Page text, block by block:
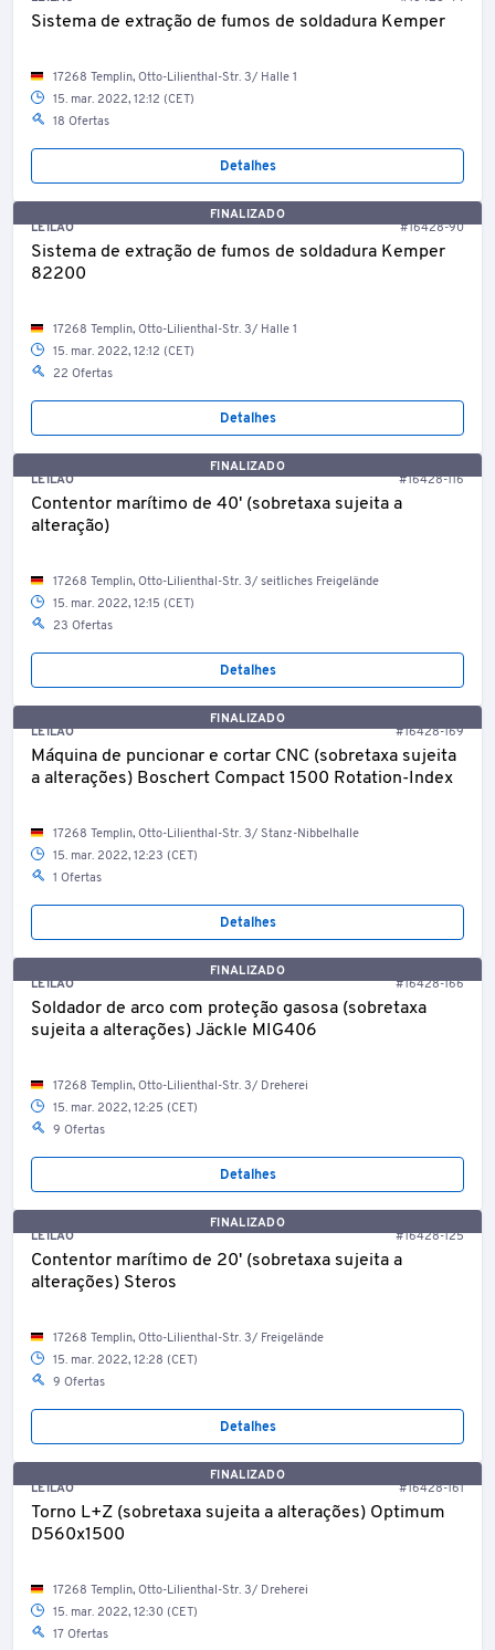
Sistema de extração de fumos de soldadura Kemper
17268 Templin, Otto-Lilienthal-Str. 3/ Halle 1
15. mar. 2022, 12:12 (CET)
18 Ofertas
Detalhes
FINALIZADO
LEILÃO
#16428-90
Sistema de extração de fumos de soldadura Kemper
82200
17268 Templin, Otto-Lilienthal-Str. 3/ Halle 1
15. mar. 2022, 12:12 (CET)
22 Ofertas
Detalhes
FINALIZADO
LEILÃO
#16428-116
Contentor marítimo de 40' (sobretaxa sujeita a
alteração)
17268 Templin, Otto-Lilienthal-Str. 3/ seitliches Freigelände
15. mar. 2022, 12:15 (CET)
23 Ofertas
Detalhes
FINALIZADO
LEILÃO
#16428-169
Máquina de puncionar e cortar CNC (sobretaxa sujeita
a alterações) Boschert Compact 1500 Rotation-Index
17268 Templin, Otto-Lilienthal-Str. 3/ Stanz-Nibbelhalle
15. mar. 2022, 12:23 (CET)
1 Ofertas
Detalhes
FINALIZADO
LEILÃO
#16428-166
Soldador de arco com proteção gasosa (sobretaxa
sujeita a alterações) Jäckle MIG406
17268 Templin, Otto-Lilienthal-Str. 3/ Dreherei
15. mar. 2022, 12:25 (CET)
9 Ofertas
Detalhes
FINALIZADO
LEILÃO
#16428-125
Contentor marítimo de 20' (sobretaxa sujeita a
alterações) Steros
17268 Templin, Otto-Lilienthal-Str. 3/ Freigelände
15. mar. 2022, 12:28 (CET)
9 Ofertas
Detalhes
FINALIZADO
LEILÃO
#16428-161
Torno L+Z (sobretaxa sujeita a alterações) Optimum
D560x1500
17268 Templin, Otto-Lilienthal-Str. 3/ Dreherei
15. mar. 2022, 12:30 (CET)
17 Ofertas